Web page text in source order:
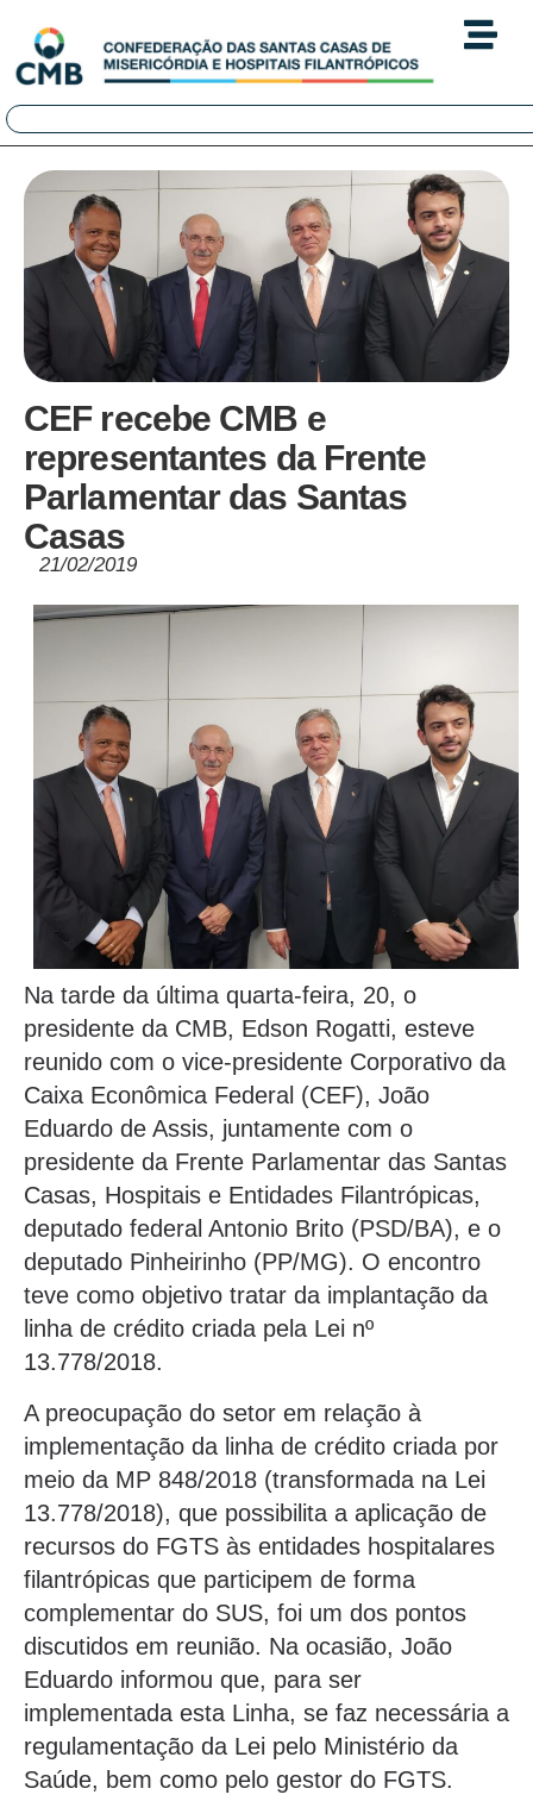
CEF recebe CMB e
representantes da Frente
Parlamentar das Santas
Casas
21/02/2019
Na tarde da última quarta-feira, 20, o
presidente da CMB, Edson Rogatti, esteve
reunido com o vice-presidente Corporativo da
Caixa Econômica Federal (CEF), João
Eduardo de Assis, juntamente com o
presidente da Frente Parlamentar das Santas
Casas, Hospitais e Entidades Filantrópicas,
deputado federal Antonio Brito (PSD/BA), e o
deputado Pinheirinho (PP/MG). O encontro
teve como objetivo tratar da implantação da
linha de crédito criada pela Lei nº
13.778/2018.
A preocupação do setor em relação à
implementação da linha de crédito criada por
meio da MP 848/2018 (transformada na Lei
13.778/2018), que possibilita a aplicação de
recursos do FGTS às entidades hospitalares
filantrópicas que participem de forma
complementar do SUS, foi um dos pontos
discutidos em reunião. Na ocasião, João
Eduardo informou que, para ser
implementada esta Linha, se faz necessária a
regulamentação da Lei pelo Ministério da
Saúde, bem como pelo gestor do FGTS.